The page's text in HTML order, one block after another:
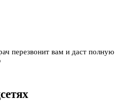
перезвонит вам и даст полную